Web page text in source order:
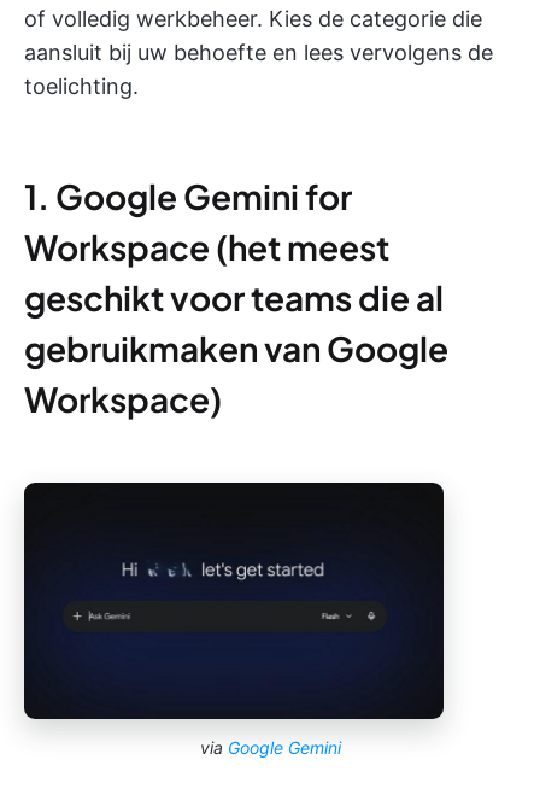
of volledig werkbeheer. Kies de categorie die
aansluit bij uw behoefte en lees vervolgens de
toelichting.
1. Google Gemini for
Workspace (het meest
geschikt voor teams die al
gebruikmaken van Google
Workspace)
via Google Gemini